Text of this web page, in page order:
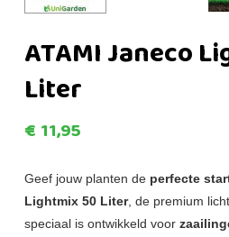
ATAMI Janeco
Liter
€ 11,95
Geef jouw planten de perfecte
Lightmix 50 Liter, de premium
speciaal is ontwikkeld voor